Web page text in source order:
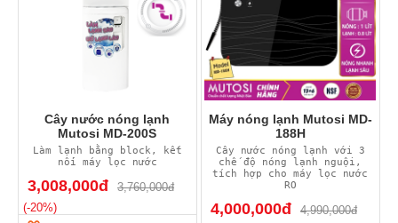
Cây nước nóng lạnh
Mutosi MD-200S
Làm lạnh bằng block, kết
nối máy lọc nước
3,008,000đ
3,760,000đ
(-20%)
Máy nóng lạnh Mutosi MD-
188H
Cây nước nóng lạnh với 3
chế độ nóng lạnh nguội,
tích hợp cho máy lọc nước
RO
4,000,000đ
4,990,000đ